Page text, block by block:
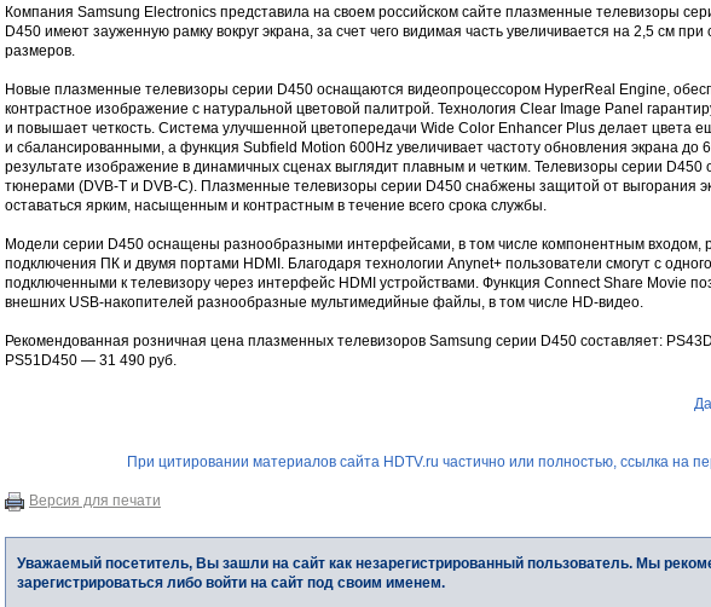
Компания Samsung Electronics представила на своем российском сайте плазменные телевизоры
D450 имеют зауженную рамку вокруг экрана, за счет чего видимая часть увеличивается на 2,5 см
размеров.
Новые плазменные телевизоры серии D450 оснащаются видеопроцессором HyperReal Engine,
контрастное изображение с натуральной цветовой палитрой. Технология Clear Image Panel
и повышает четкость. Система улучшенной цветопередачи Wide Color Enhancer Plus делает цвета
и сбалансированными, а функция Subfield Motion 600Hz увеличивает частоту обновления экрана до
результате изображение в динамичных сценах выглядит плавным и четким. Телевизоры серии
тюнерами (DVB-T и DVB-C). Плазменные телевизоры серии D450 снабжены защитой от выгорания
оставаться ярким, насыщенным и контрастным в течение всего срока службы.
Модели серии D450 оснащены разнообразными интерфейсами, в том числе компонентным входом,
подключения ПК и двумя портами HDMI. Благодаря технологии Anynet+ пользователи смогут с
подключенными к телевизору через интерфейс HDMI устройствами. Функция Connect Share Movie
внешних USB-накопителей разнообразные мультимедийные файлы, в том числе HD-видео.
Рекомендованная розничная цена плазменных телевизоров Samsung серии D450 составляет:
PS51D450 — 31 490 руб.
При цитировании материалов сайта HDTV.ru частично или полностью, ссылка на
Версия для печати
Уважаемый посетитель, Вы зашли на сайт как незарегистрированный пользователь. Мы
зарегистрироваться либо войти на сайт под своим именем.